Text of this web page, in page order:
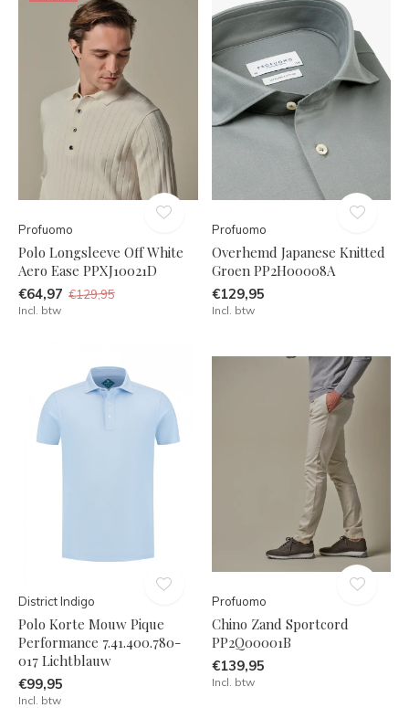
Profuomo
Polo Longsleeve Off White
Aero Ease PPXJ10021D
€64,97 €129,95
Incl. btw
Profuomo
Overhemd Japanese Knitted
Groen PP2H00008A
€129,95
Incl. btw
District Indigo
Polo Korte Mouw Pique
Performance 7.41.400.780-
017 Lichtblauw
€99,95
Incl. btw
Profuomo
Chino Zand Sportcord
PP2Q00001B
€139,95
Incl. btw